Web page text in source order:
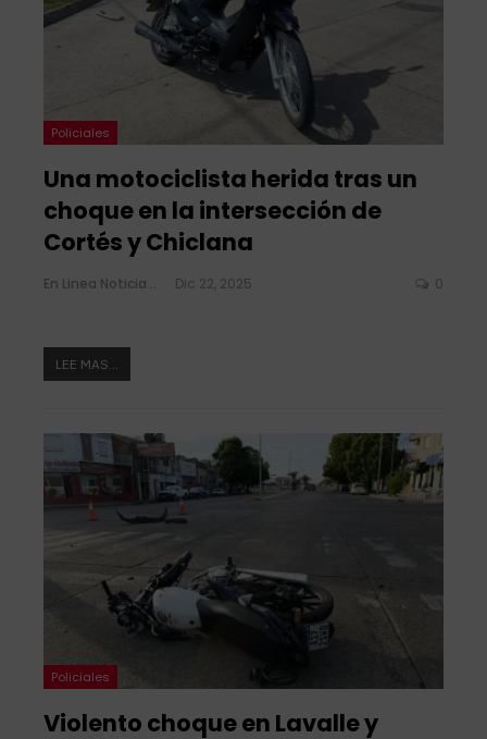
Policiales
Una motociclista herida tras un
choque en la intersección de
Cortés y Chiclana
En Linea Noticias Dic 22, 2025 0
LEE MAS...
Policiales
Violento choque en Lavalle y